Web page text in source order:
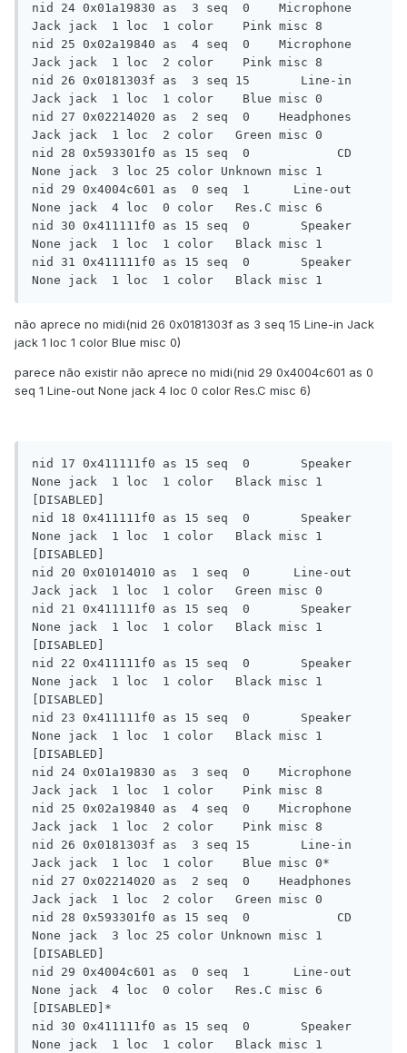
nid 24 0x01a19830 as  3 seq  0    Microphone
Jack jack  1 loc  1 color    Pink misc 8
nid 25 0x02a19840 as  4 seq  0    Microphone
Jack jack  1 loc  2 color    Pink misc 8
nid 26 0x0181303f as  3 seq 15       Line-in
Jack jack  1 loc  1 color    Blue misc 0
nid 27 0x02214020 as  2 seq  0    Headphones
Jack jack  1 loc  2 color   Green misc 0
nid 28 0x593301f0 as 15 seq  0            CD
None jack  3 loc 25 color Unknown misc 1
nid 29 0x4004c601 as  0 seq  1      Line-out
None jack  4 loc  0 color   Res.C misc 6
nid 30 0x411111f0 as 15 seq  0       Speaker
None jack  1 loc  1 color   Black misc 1
nid 31 0x411111f0 as 15 seq  0       Speaker
não aprece no midi(nid 26 0x0181303f as 3 seq 15 Line-in Jack
jack 1 loc 1 color Blue misc 0)
parece não existir não aprece no midi(nid 29 0x4004c601 as 0
seq 1 Line-out None jack 4 loc 0 color Res.C misc 6)
nid 17 0x411111f0 as 15 seq  0       Speaker
None jack  1 loc  1 color   Black misc 1
[DISABLED]
nid 18 0x411111f0 as 15 seq  0       Speaker
None jack  1 loc  1 color   Black misc 1
[DISABLED]
nid 20 0x01014010 as  1 seq  0      Line-out
Jack jack  1 loc  1 color   Green misc 0
nid 21 0x411111f0 as 15 seq  0       Speaker
None jack  1 loc  1 color   Black misc 1
[DISABLED]
nid 22 0x411111f0 as 15 seq  0       Speaker
None jack  1 loc  1 color   Black misc 1
[DISABLED]
nid 23 0x411111f0 as 15 seq  0       Speaker
None jack  1 loc  1 color   Black misc 1
[DISABLED]
nid 24 0x01a19830 as  3 seq  0    Microphone
Jack jack  1 loc  1 color    Pink misc 8
nid 25 0x02a19840 as  4 seq  0    Microphone
Jack jack  1 loc  2 color    Pink misc 8
nid 26 0x0181303f as  3 seq 15       Line-in
Jack jack  1 loc  1 color    Blue misc 0*
nid 27 0x02214020 as  2 seq  0    Headphones
Jack jack  1 loc  2 color   Green misc 0
nid 28 0x593301f0 as 15 seq  0            CD
None jack  3 loc 25 color Unknown misc 1
[DISABLED]
nid 29 0x4004c601 as  0 seq  1      Line-out
None jack  4 loc  0 color   Res.C misc 6
[DISABLED]*
nid 30 0x411111f0 as 15 seq  0       Speaker
None jack  1 loc  1 color   Black misc 1